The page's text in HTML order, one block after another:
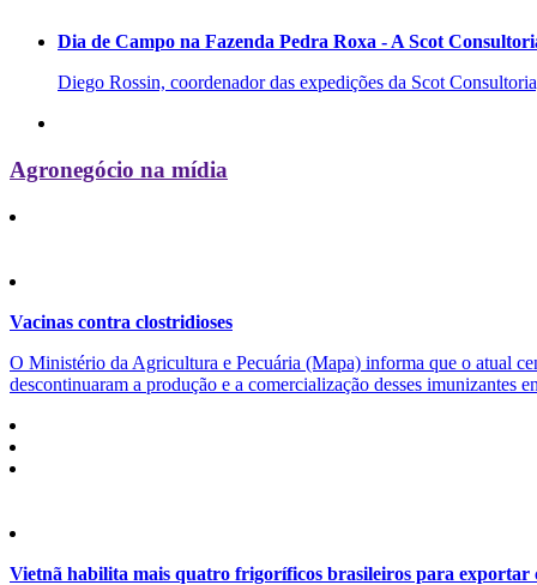
Dia de Campo na Fazenda Pedra Roxa - A Scot
Diego Rossin, coordenador das expedições da Scot
Agronegócio na mídia
Vacinas contra clostridioses
O Ministério da Agricultura e Pecuária (Mapa) informa que o atual
descontinuaram a produção e a comercialização desses imunizantes
Vietnã habilita mais quatro frigoríficos brasileiros para exportar